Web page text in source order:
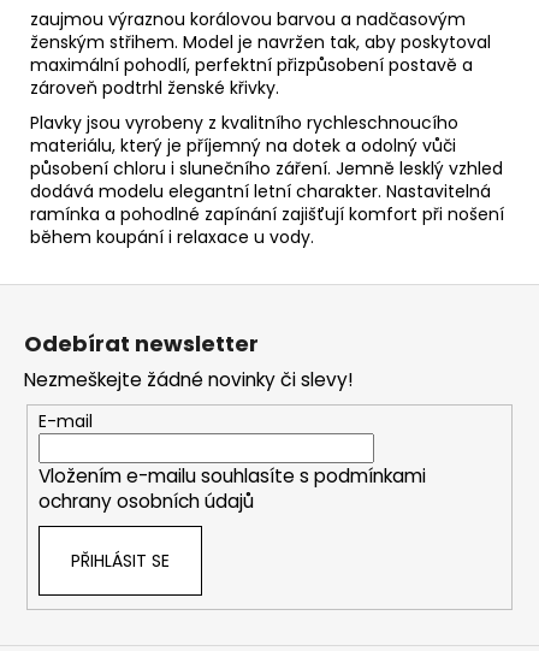
zaujmou výraznou korálovou barvou a nadčasovým
ženským střihem. Model je navržen tak, aby poskytoval
maximální pohodlí, perfektní přizpůsobení postavě a
zároveň podtrhl ženské křivky.
Plavky jsou vyrobeny z kvalitního rychleschnoucího
materiálu, který je příjemný na dotek a odolný vůči
působení chloru i slunečního záření. Jemně lesklý vzhled
dodává modelu elegantní letní charakter. Nastavitelná
ramínka a pohodlné zapínání zajišťují komfort při nošení
během koupání i relaxace u vody.
Z
Odebírat newsletter
Nezmeškejte žádné novinky či slevy!
E-mail
Vložením e-mailu souhlasíte s podmínkami
ochrany osobních údajů
PŘIHLÁSIT SE